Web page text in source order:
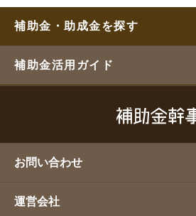
補助金・助成金を探す
補助金活用ガイド
お問い合わせ
運営会社